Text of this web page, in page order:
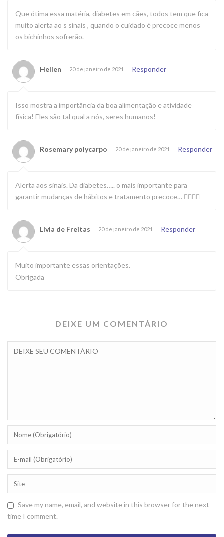
Que ótima essa matéria, diabetes em cães, todos tem que fica
muito alerta ao s sinais , quando o cuidado é precoce menos
os bichinhos sofrerão.
Hellen 20 de janeiro de 2021 Responder
Isso mostra a importância da boa alimentação e atividade
física! Eles são tal qual a nós, seres humanos!
Rosemary polycarpo 20 de janeiro de 2021 Responder
Alerta aos sinais. Da diabetes….. o mais importante para
garantir mudanças de hábitos e tratamento precoce… 👍🏼👍🏼
Lívia de Freitas 20 de janeiro de 2021 Responder
Muito importante essas orientações.
Obrigada
DEIXE UM COMENTÁRIO
Save my name, email, and website in this browser for the next
time I comment.